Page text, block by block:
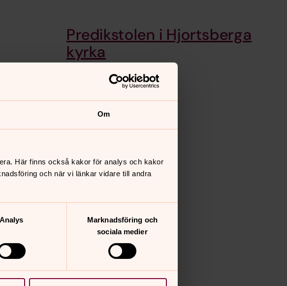
Om
Här finns också kakor för analys och kakor
och när vi länkar vidare till andra
Analys
Marknadsföring och
sociala medier
Predikstolen i Hjortsberga
kyrka
Orgelfasaden